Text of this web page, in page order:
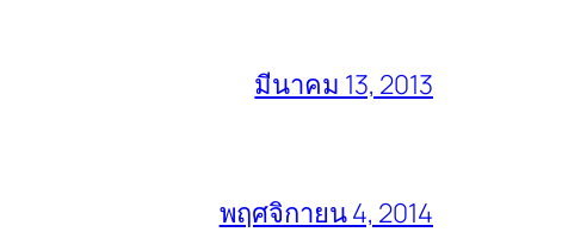
มีนาคม 13, 2013
พฤศจิกายน 4, 2014